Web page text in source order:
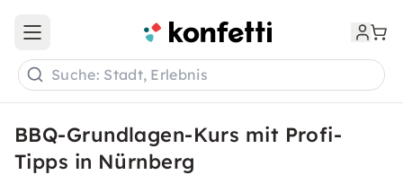
Open main menu
Suche: Stadt, Erlebnis
BBQ-Grundlagen-Kurs mit Profi-
Tipps in Nürnberg